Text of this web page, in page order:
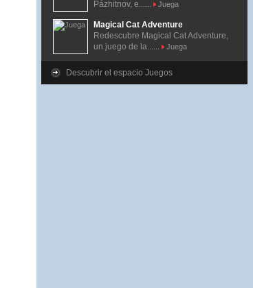
Pázhitnov, e......
Juega
Magical Cat Adventure
Redescubre Magical Cat Adventure,
un juego de la......
Juega
Descubrir el espacio Juegos